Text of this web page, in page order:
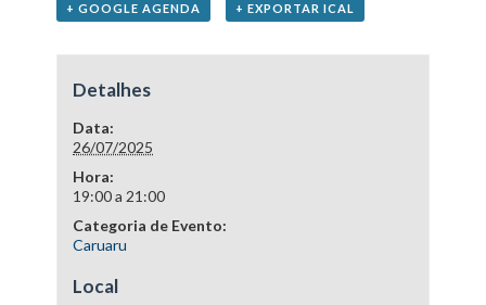
+ GOOGLE AGENDA + EXPORTAR ICAL
Detalhes
Data:
26/07/2025
Hora:
19:00 a 21:00
Categoria de Evento:
Caruaru
Local